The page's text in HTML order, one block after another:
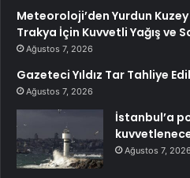
Meteoroloji’den Yurdun
Trakya İçin Kuvvetli Yağış ve
Ağustos 7, 2026
Gazeteci Yıldız Tar Tahliye
Ağustos 7, 2026
İstanbul’a
Ağustos 7, 2026